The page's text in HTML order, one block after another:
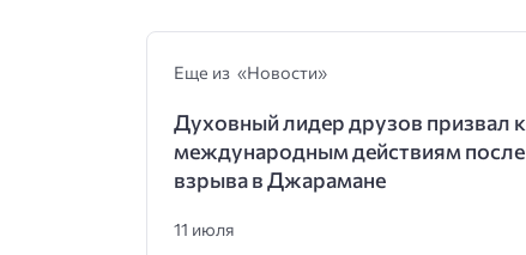
Еще из «Новости»
Духовный лидер друзов призвал к
международным действиям после
взрыва в Джарамане
11 июля